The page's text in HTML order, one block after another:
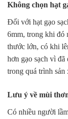
Không chọn hạt
Đối với hạt gạo
6mm, trong khi đó
thước lớn, có khi
hơn gạo sạch vì
trong quá trình sản
Lưu ý về mùi
Có nhiều người